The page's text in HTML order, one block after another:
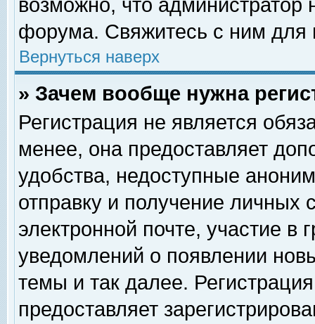
возможно, что
форума. Свяжитесь с ним для
Вернуться наверх
» Зачем вообще нужна
Регистрация не является
менее, она предоставляет
удобства, недоступные
отправку и получение личных
электронной почте, участие в
уведомлений о появлении
темы и так далее.
предоставляет